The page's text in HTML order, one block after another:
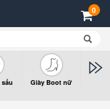
0
Giày Boot nữ